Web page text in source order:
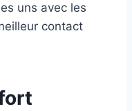
uns avec les
contact